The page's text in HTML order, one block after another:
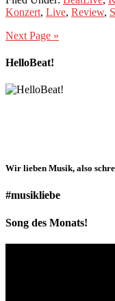
Konzert, Live, Review,
Next Page »
HelloBeat!
Wir lieben Musik, also
#musikliebe
Song des Monats!